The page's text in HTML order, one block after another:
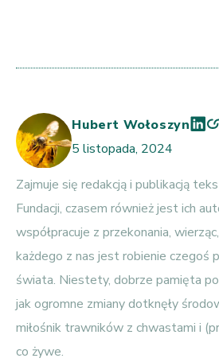
Hubert Wołoszyn
5 listopada, 2024
Zajmuje się redakcją i publikacją
Fundacji, czasem również jest ich
współpracuje z przekonania,
każdego z nas jest robienie czegoś
świata. Niestety, dobrze pamięta
jak ogromne zmiany dotknęły
miłośnik trawników z chwastami i
co żywe.